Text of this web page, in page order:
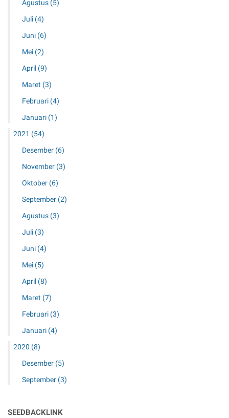
Agustus (5)
Juli (4)
Juni (6)
Mei (2)
April (9)
Maret (3)
Februari (4)
Januari (1)
2021 (54)
Desember (6)
November (3)
Oktober (6)
September (2)
Agustus (3)
Juli (3)
Juni (4)
Mei (5)
April (8)
Maret (7)
Februari (3)
Januari (4)
2020 (8)
Desember (5)
September (3)
SEEDBACKLINK